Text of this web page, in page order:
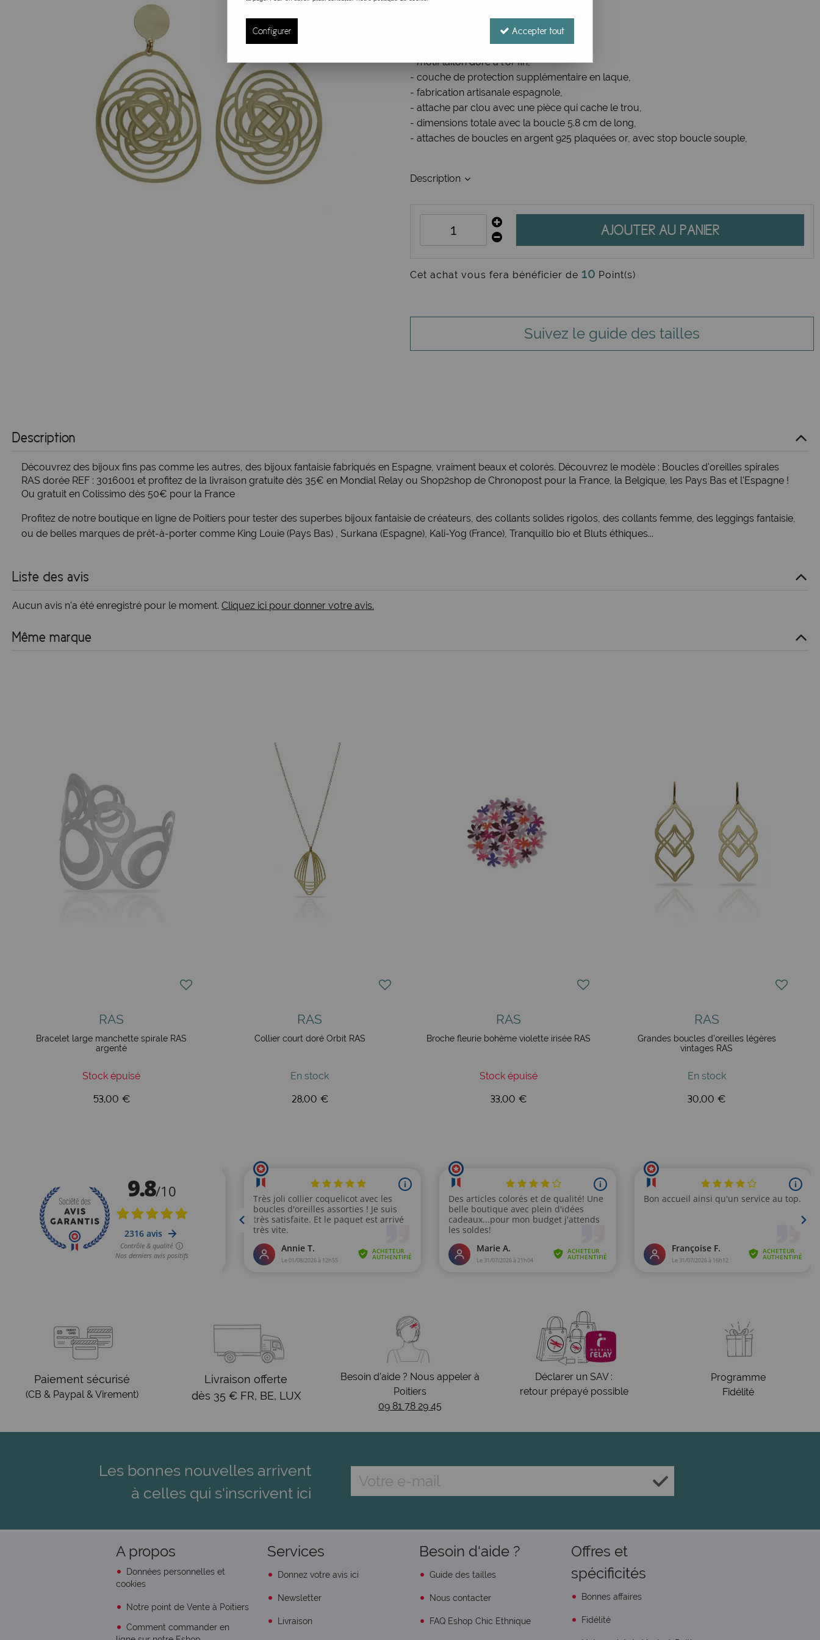
Boucles d'oreilles originales et légères,
- design fin et aéré, spirales entrelacées,
- motif laiton doré à l'or fin,
- couche de protection supplémentaire en laque,
- fabrication artisanale espagnole,
- attache par clou avec une pièce qui cache le trou,
- dimensions totale avec la boucle 5.8 cm de long,
- attaches de boucles en argent 925 plaquées or, avec stop boucle souple,
Description
AJOUTER AU PANIER
Cet achat vous fera bénéficier de 10 Point(s)
Suivez le guide des tailles
Description
Découvrez des bijoux fins pas comme les autres, des bijoux fantaisie fabriqués en Espagne, vraiment beaux et colorés. Découvrez le modèle : Boucles d'oreilles spirales
RAS dorée REF : 3016001 et profitez de la livraison gratuite dès 35€ en Mondial Relay ou Shop2shop de Chronopost pour la France, la Belgique, les Pays Bas et l'Espagne !
Ou gratuit en Colissimo dès 50€ pour la France
Profitez de notre boutique en ligne de Poitiers pour tester des superbes bijoux fantaisie de créateurs, des collants solides rigolos, des collants femme, des leggings fantaisie,
ou de belles marques de prêt-à-porter comme King Louie (Pays Bas) , Surkana (Espagne), Kali-Yog (France), Tranquillo bio et Bluts éthiques...
Liste des avis
Aucun avis n'a été enregistré pour le moment. Cliquez ici pour donner votre avis.
Même marque
RAS
Bracelet large manchette spirale RAS
argenté
Stock épuisé
53,00 €
RAS
Collier court doré Orbit RAS
En stock
28,00 €
RAS
Broche fleurie bohème violette irisée RAS
Stock épuisé
33,00 €
RAS
Grandes boucles d'oreilles légères
vintages RAS
En stock
30,00 €
Paiement sécurisé
(CB & Paypal & Virement)
Livraison offerte
dès 35 € FR, BE, LUX
Besoin d’aide ? Nous appeler à
Poitiers
09 81 78 29 45
Déclarer un SAV :
retour prépayé possible
Programme
Fidélité
Les bonnes nouvelles arrivent
à celles qui s'inscrivent ici
A propos
Données personnelles et
cookies
Notre point de Vente à Poitiers
Comment commander en
Services
Donnez votre avis ici
Newsletter
Livraison
Besoin d'aide ?
Guide des tailles
Nous contacter
FAQ Eshop Chic Ethnique
Offres et
spécificités
Bonnes affaires
Fidélité
Configurer Accepter tout